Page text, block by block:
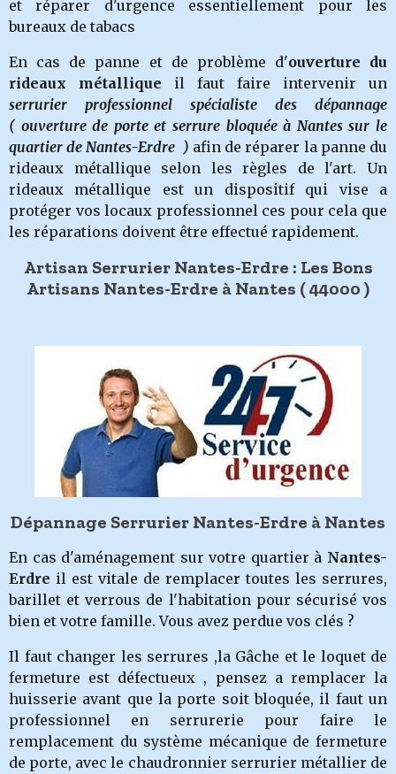
et réparer d'urgence essentiellement pour les
bureaux de tabacs
En cas de panne et de problème d'ouverture du
rideaux métallique il faut faire intervenir un
serrurier professionnel spécialiste des dépannage
( ouverture de porte et serrure bloquée à Nantes sur le
quartier de Nantes-Erdre ) afin de réparer la panne du
rideaux métallique selon les règles de l'art. Un
rideaux métallique est un dispositif qui vise a
protéger vos locaux professionnel ces pour cela que
les réparations doivent être effectué rapidement.
Artisan Serrurier Nantes-Erdre : Les Bons
Artisans Nantes-Erdre à Nantes ( 44000 )
Dépannage Serrurier Nantes-Erdre à Nantes
En cas d'aménagement sur votre quartier à Nantes-
Erdre il est vitale de remplacer toutes les serrures,
barillet et verrous de l'habitation pour sécurisé vos
bien et votre famille. Vous avez perdue vos clés ?
Il faut changer les serrures ,la Gâche et le loquet de
fermeture est défectueux , pensez a remplacer la
huisserie avant que la porte soit bloquée, il faut un
professionnel en serrurerie pour faire le
remplacement du système mécanique de fermeture
de porte, avec le chaudronnier serrurier métallier de